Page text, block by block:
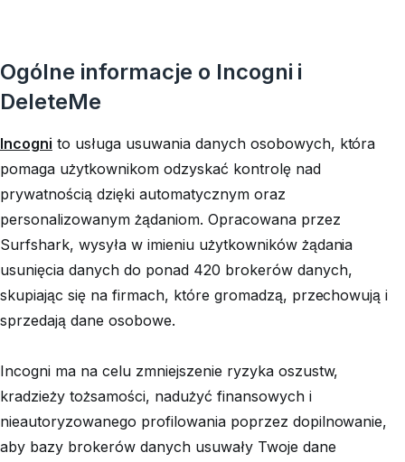
Ogólne informacje o Incogni i
DeleteMe
Incogni to usługa usuwania danych osobowych, która
pomaga użytkownikom odzyskać kontrolę nad
prywatnością dzięki automatycznym oraz
personalizowanym żądaniom. Opracowana przez
Surfshark, wysyła w imieniu użytkowników żądania
usunięcia danych do ponad 420 brokerów danych,
skupiając się na firmach, które gromadzą, przechowują i
sprzedają dane osobowe.
Incogni ma na celu zmniejszenie ryzyka oszustw,
kradzieży tożsamości, nadużyć finansowych i
nieautoryzowanego profilowania poprzez dopilnowanie,
aby bazy brokerów danych usuwały Twoje dane